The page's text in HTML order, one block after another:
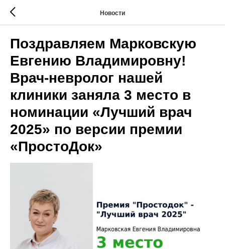
Новости
Поздравляем Марковскую
Евгению Владимировну!
Врач-невролог нашей
клиники заняла 3 место в
номинации «Лучший врач
2025» по версии премии
«ПростоДок»